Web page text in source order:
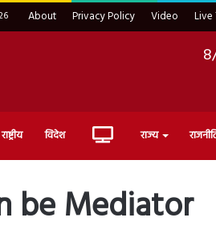
About Privacy Policy Video Live
राष्ट्रीय विदेश Live राज्य
be Mediator